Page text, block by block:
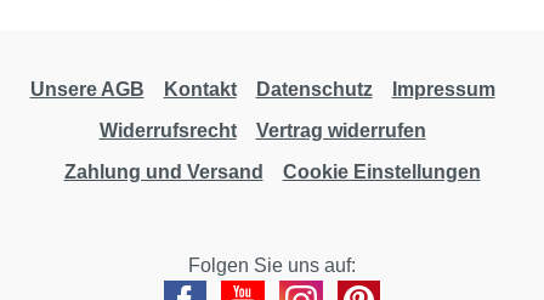
Unsere AGB Kontakt Datenschutz
Impressum
Widerrufsrecht
Vertrag widerrufen
Zahlung und Versand
Cookie Einstellungen
Folgen Sie uns auf: